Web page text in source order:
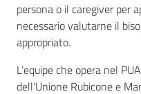
persona o il caregiver per
necessario valutarne il
appropriato.
L’equipe che opera nel
dell’Unione Rubicone e